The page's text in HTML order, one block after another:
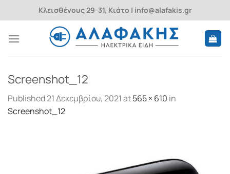
to
Κλεισθένους 29-31, Κιάτο | info@alafakis.gr
Screenshot_12
Published21 Δεκεμβρίου, 2021at565 × 610 in
Screenshot_12